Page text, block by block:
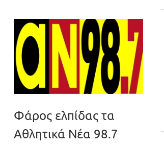
Φάρος ελπίδας τα
Αθλητικά Νέα 98.7